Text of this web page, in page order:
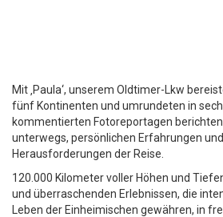
Mit ‚Paula‘, unserem Oldtimer-Lkw
fünf Kontinenten und umrundeten in
kommentierten Fotoreportagen
unterwegs, persönlichen Erfahrungen
Herausforderungen der Reise.
120.000 Kilometer voller Höhen und
und überraschenden Erlebnissen, die
Leben der Einheimischen gewähren, in